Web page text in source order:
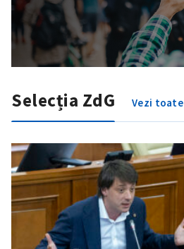
Selecția ZdG Vezi toate